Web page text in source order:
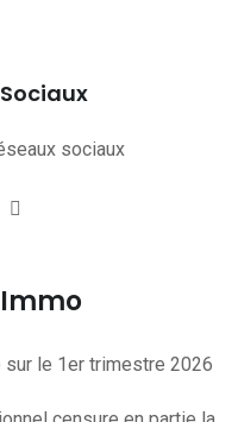
sociaux
le 1er trimestre 2026